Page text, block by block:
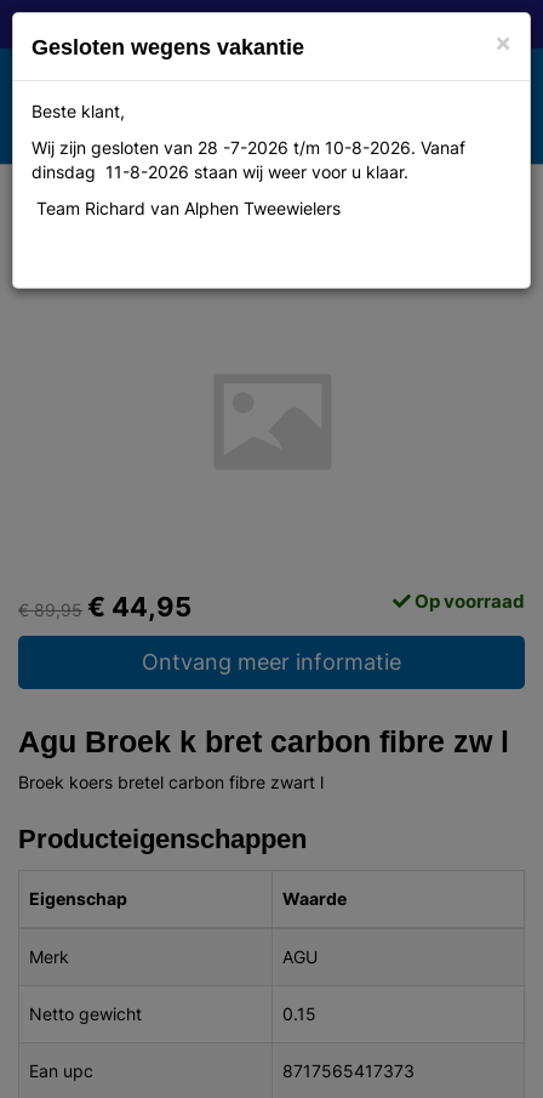
Toggle
navigation
MENU
Agu Broek k bret carbon fibre zw l
€ 89,95 € 44,95 Op voorraad
Ontvang meer informatie
Agu Broek k bret carbon fibre zw l
Broek koers bretel carbon fibre zwart l
Producteigenschappen
Eigenschap Waarde
Merk AGU
Netto gewicht 0.15
Ean upc 8717565417373
×
Gesloten wegens vakantie
Beste klant,
Wij zijn gesloten van 28 -7-2026 t/m 10-8-2026. Vanaf
dinsdag 11-8-2026 staan wij weer voor u klaar.
Team Richard van Alphen Tweewielers